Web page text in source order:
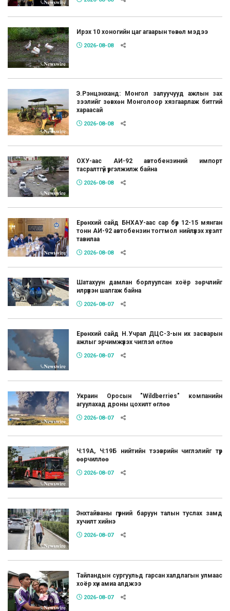
Ирэх 10 хоногийн цаг агаарын төвөл мэдээ
2026-08-08
Э.Рэнцэнханд: Монгол залуучууд ажлын зах
зээлийг зөвхөн Монголоор хязгаарлаж битгий
хараасай
2026-08-08
ОХУ-аас АИ-92 автобензиний импорт
тасралтгүй үргэлжилж байна
2026-08-08
Ерөнхий сайд БНХАУ-аас сар бүр 12-15 мянган
тонн АИ-92 автобензин тогтмол нийлүүлэх хүсэлт
тавилаа
2026-08-08
Шатахуун дамлан борлуулсан хоёр зөрчлийг
илрүүлэн шалгаж байна
2026-08-07
Ерөнхий сайд Н.Учрал ДЦС-3-ын их засварын
ажлыг эрчимжүүлэх чиглэл өглөө
2026-08-07
Украин Оросын "Wildberries" компанийн
агуулахад дроны цохилт өглөө
2026-08-07
Ч:19А, Ч:19Б нийтийн тээврийн чиглэлийг түр
өөрчиллөө
2026-08-07
Энхтайваны гүүрний баруун талын туслах замд
хучилт хийнэ
2026-08-07
Тайландын сургуульд гарсан халдлагын улмаас
хоёр хүн амиа алджээ
2026-08-07